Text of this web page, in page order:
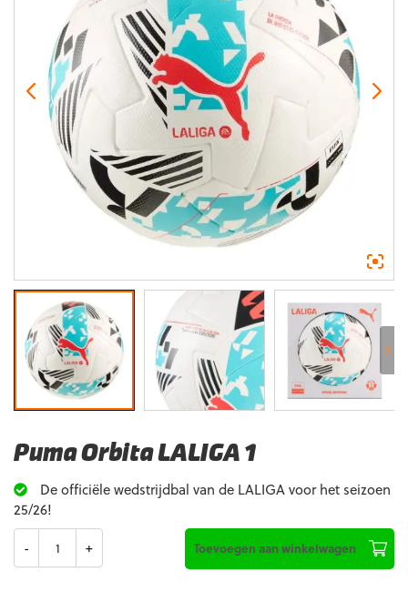
Puma Orbita LALIGA 1
De officiële wedstrijdbal van de LALIGA voor het seizoen
25/26!
Toevoegen aan winkelwagen